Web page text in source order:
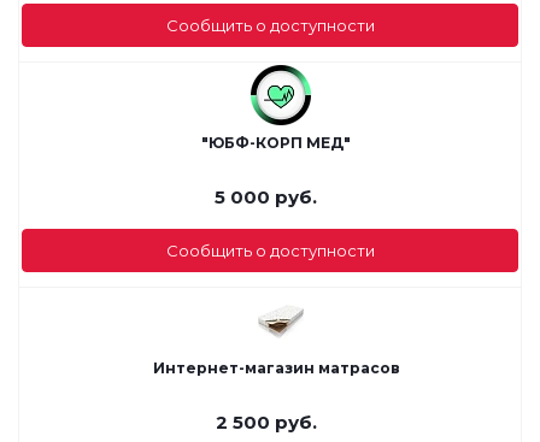
Сообщить о доступности
"ЮБФ-КОРП МЕД"
5 000 руб.
Сообщить о доступности
Интернет-магазин матрасов
2 500 руб.